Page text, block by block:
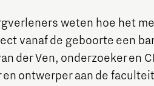
weten hoe het
vanaf de geboorte een
der Ven, onderzoeker en
ontwerper aan de